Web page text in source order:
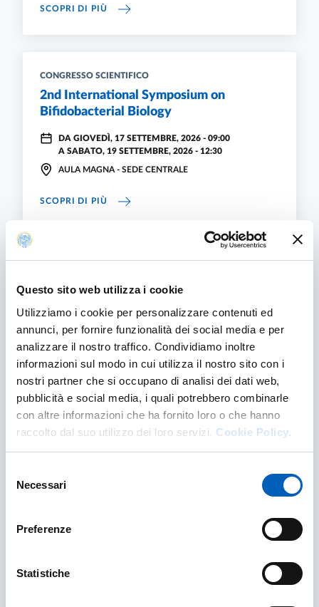
Questo sito web utilizza i cookie
Utilizziamo i cookie per personalizzare contenuti ed
annunci, per fornire funzionalità dei social media e per
analizzare il nostro traffico. Condividiamo inoltre
informazioni sul modo in cui utilizza il nostro sito con i
nostri partner che si occupano di analisi dei dati web,
pubblicità e social media, i quali potrebbero combinarle
con altre informazioni che ha fornito loro o che hanno
raccolto dal suo utilizzo dei loro servizi. Cookie Policy.
delNecessari
Preferenze
Statistiche
SCOPRI DI PIÙ WELCOME NIGHT 2026
CONGRESSO SCIENTIFICO
2nd International Symposium on
Bifidobacterial Biology
DA GIOVEDÌ, 17 SETTEMBRE, 2026 - 09:00
A SABATO, 19 SETTEMBRE, 2026 - 12:30
AULA MAGNA - SEDE CENTRALE
SCOPRI DI PIÙ 2ND INTERNATIONAL SYMPOSIUM ON
Il gusto del futuro - La Planetary Health
MERCOLEDÌ, 23 SETTEMBRE, 2026 - 17:30~18:30
PARMAUNIVERCITY INFO POINT
SCOPRI DI PIÙ IL GUSTO DEL FUTURO - LA PLANETARY
Scienza, sostenibilità e temi sociali raccontati
DA